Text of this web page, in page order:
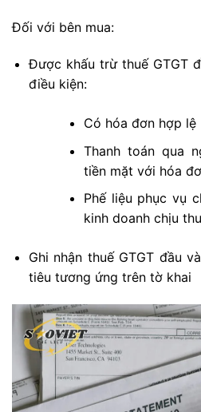
Đối với bên mua:
Được khấu trừ thuế GTGT
điều kiện:
Có hóa đơn hợp lệ
Thanh toán qua
tiền mặt với hóa
Phế liệu phục vụ
kinh doanh chịu
Ghi nhận thuế GTGT đầu
tiêu tương ứng trên tờ khai